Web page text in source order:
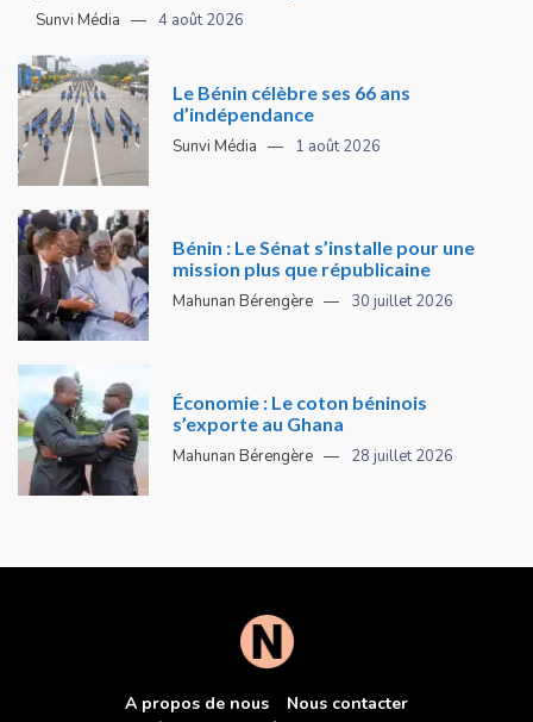
Sunvi Média 4 août 2026
Le Bénin célèbre ses 66 ans
d’indépendance
Sunvi Média 1 août 2026
Bénin : Le Sénat s’installe pour une
mission plus que républicaine
Mahunan Bérengère 30 juillet 2026
Économie : Le coton béninois
s’exporte au Ghana
Mahunan Bérengère 28 juillet 2026
A propos de nous Nous contacter